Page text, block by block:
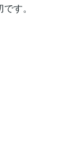
す。